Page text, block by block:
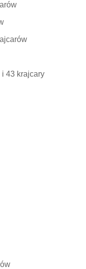
i 43 krajcary